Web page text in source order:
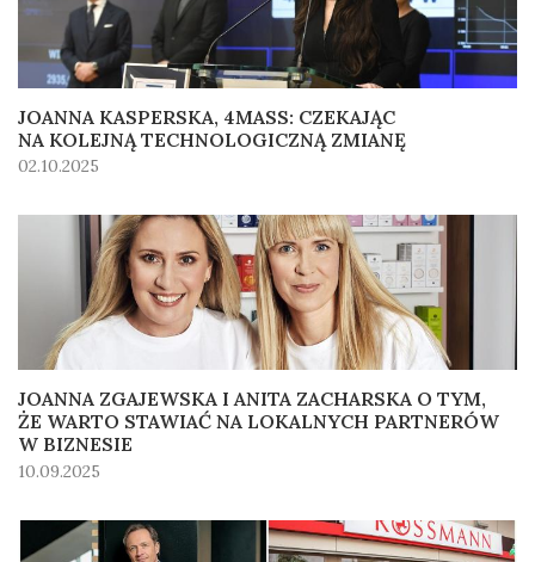
JOANNA KASPERSKA, 4MASS: CZEKAJĄC
NA KOLEJNĄ TECHNOLOGICZNĄ ZMIANĘ
02.10.2025
JOANNA ZGAJEWSKA I ANITA ZACHARSKA O TYM,
ŻE WARTO STAWIAĆ NA LOKALNYCH PARTNERÓW
W BIZNESIE
10.09.2025